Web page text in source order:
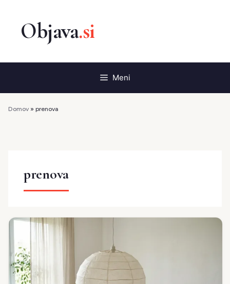
vsebino
Meni
Domov » prenova
prenova